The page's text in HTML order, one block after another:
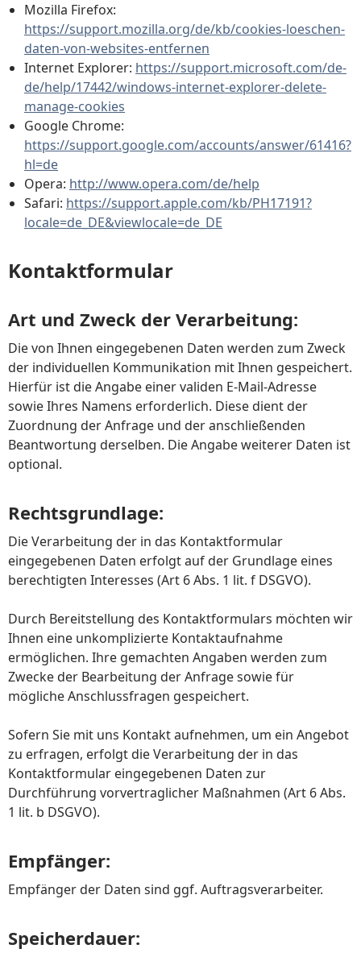
Mozilla Firefox:
https://support.mozilla.org/de/kb/cookies-loeschen-
daten-von-websites-entfernen
Internet Explorer: https://support.microsoft.com/de-
de/help/17442/windows-internet-explorer-delete-
manage-cookies
Google Chrome:
https://support.google.com/accounts/answer/61416?
hl=de
Opera: http://www.opera.com/de/help
Safari: https://support.apple.com/kb/PH17191?
locale=de_DE&viewlocale=de_DE
Kontaktformular
Art und Zweck der Verarbeitung:
Die von Ihnen eingegebenen Daten werden zum Zweck
der individuellen Kommunikation mit Ihnen gespeichert.
Hierfür ist die Angabe einer validen E-Mail-Adresse
sowie Ihres Namens erforderlich. Diese dient der
Zuordnung der Anfrage und der anschließenden
Beantwortung derselben. Die Angabe weiterer Daten ist
optional.
Rechtsgrundlage:
Die Verarbeitung der in das Kontaktformular
eingegebenen Daten erfolgt auf der Grundlage eines
berechtigten Interesses (Art 6 Abs. 1 lit. f DSGVO).
Durch Bereitstellung des Kontaktformulars möchten wir
Ihnen eine unkomplizierte Kontaktaufnahme
ermöglichen. Ihre gemachten Angaben werden zum
Zwecke der Bearbeitung der Anfrage sowie für
mögliche Anschlussfragen gespeichert.
Sofern Sie mit uns Kontakt aufnehmen, um ein Angebot
zu erfragen, erfolgt die Verarbeitung der in das
Kontaktformular eingegebenen Daten zur
Durchführung vorvertraglicher Maßnahmen (Art 6 Abs.
1 lit. b DSGVO).
Empfänger:
Empfänger der Daten sind ggf. Auftragsverarbeiter.
Speicherdauer: